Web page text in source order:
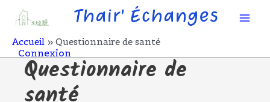
contenu
Accueil Questionnaire de santé
Connexion
Questionnaire de